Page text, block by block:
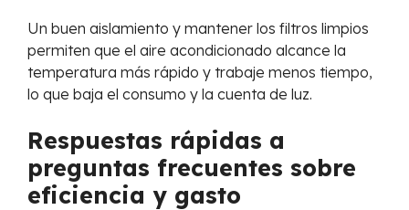
Un buen aislamiento y mantener los filtros limpios
permiten que el aire acondicionado alcance la
temperatura más rápido y trabaje menos tiempo,
lo que baja el consumo y la cuenta de luz.
Respuestas rápidas a
preguntas frecuentes sobre
eficiencia y gasto